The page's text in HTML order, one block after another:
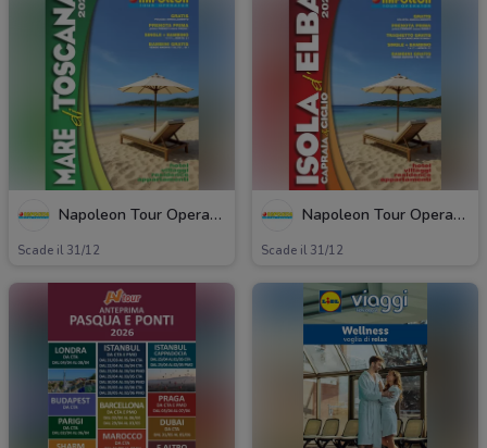
Napoleon Tour Operator
Scade il 31/12
Napoleon Tour Operator
Scade il 31/12